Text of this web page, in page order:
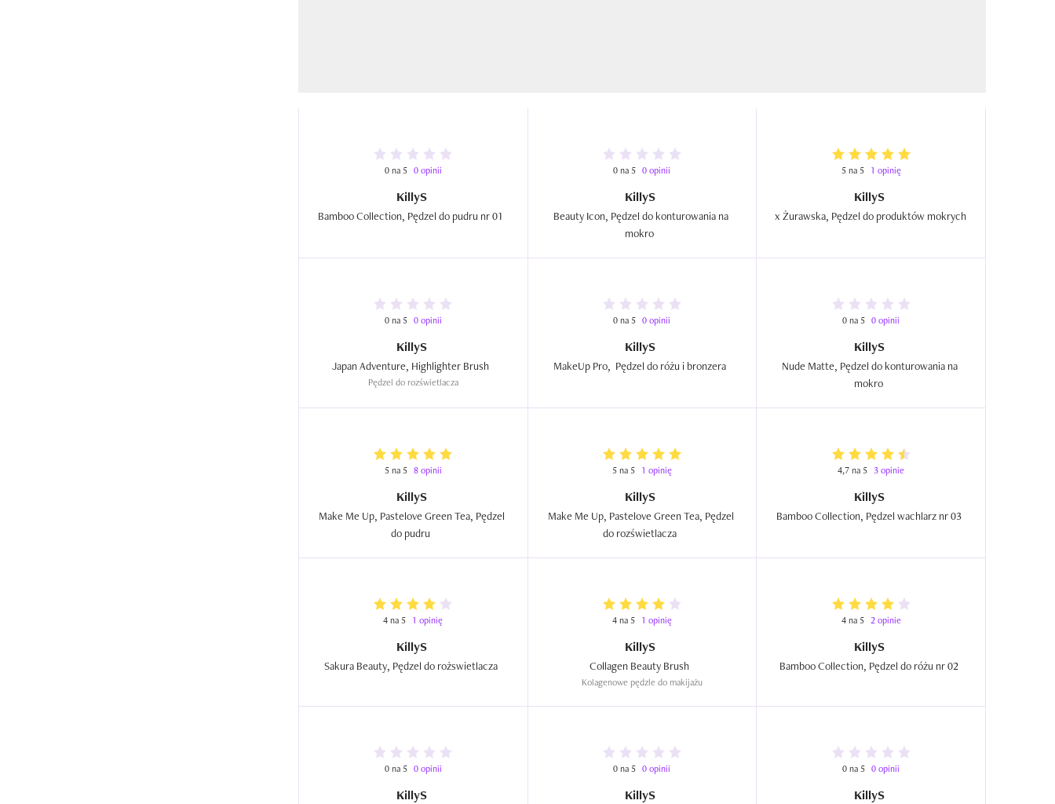
0 na 5 0 opinii
KillyS
0 na 5 0 opinii
KillyS
Beauty Icon, Pędzel do konturowania na
5 na 5 1 opinię
KillyS
0 na 5 0 opinii
KillyS
Pędzel do rozświetlacza
0 na 5 0 opinii
KillyS
0 na 5 0 opinii
KillyS
Nude Matte, Pędzel do konturowania na
5 na 5 8 opinii
KillyS
Make Me Up, Pastelove Green Tea, Pędzel
5 na 5 1 opinię
KillyS
Make Me Up, Pastelove Green Tea, Pędzel
4,7 na 5 3 opinie
KillyS
4 na 5 1 opinię
KillyS
4 na 5 1 opinię
KillyS
Kolagenowe pędzle do makijażu
4 na 5 2 opinie
KillyS
0 na 5 0 opinii
KillyS
0 na 5 0 opinii
KillyS
0 na 5 0 opinii
KillyS